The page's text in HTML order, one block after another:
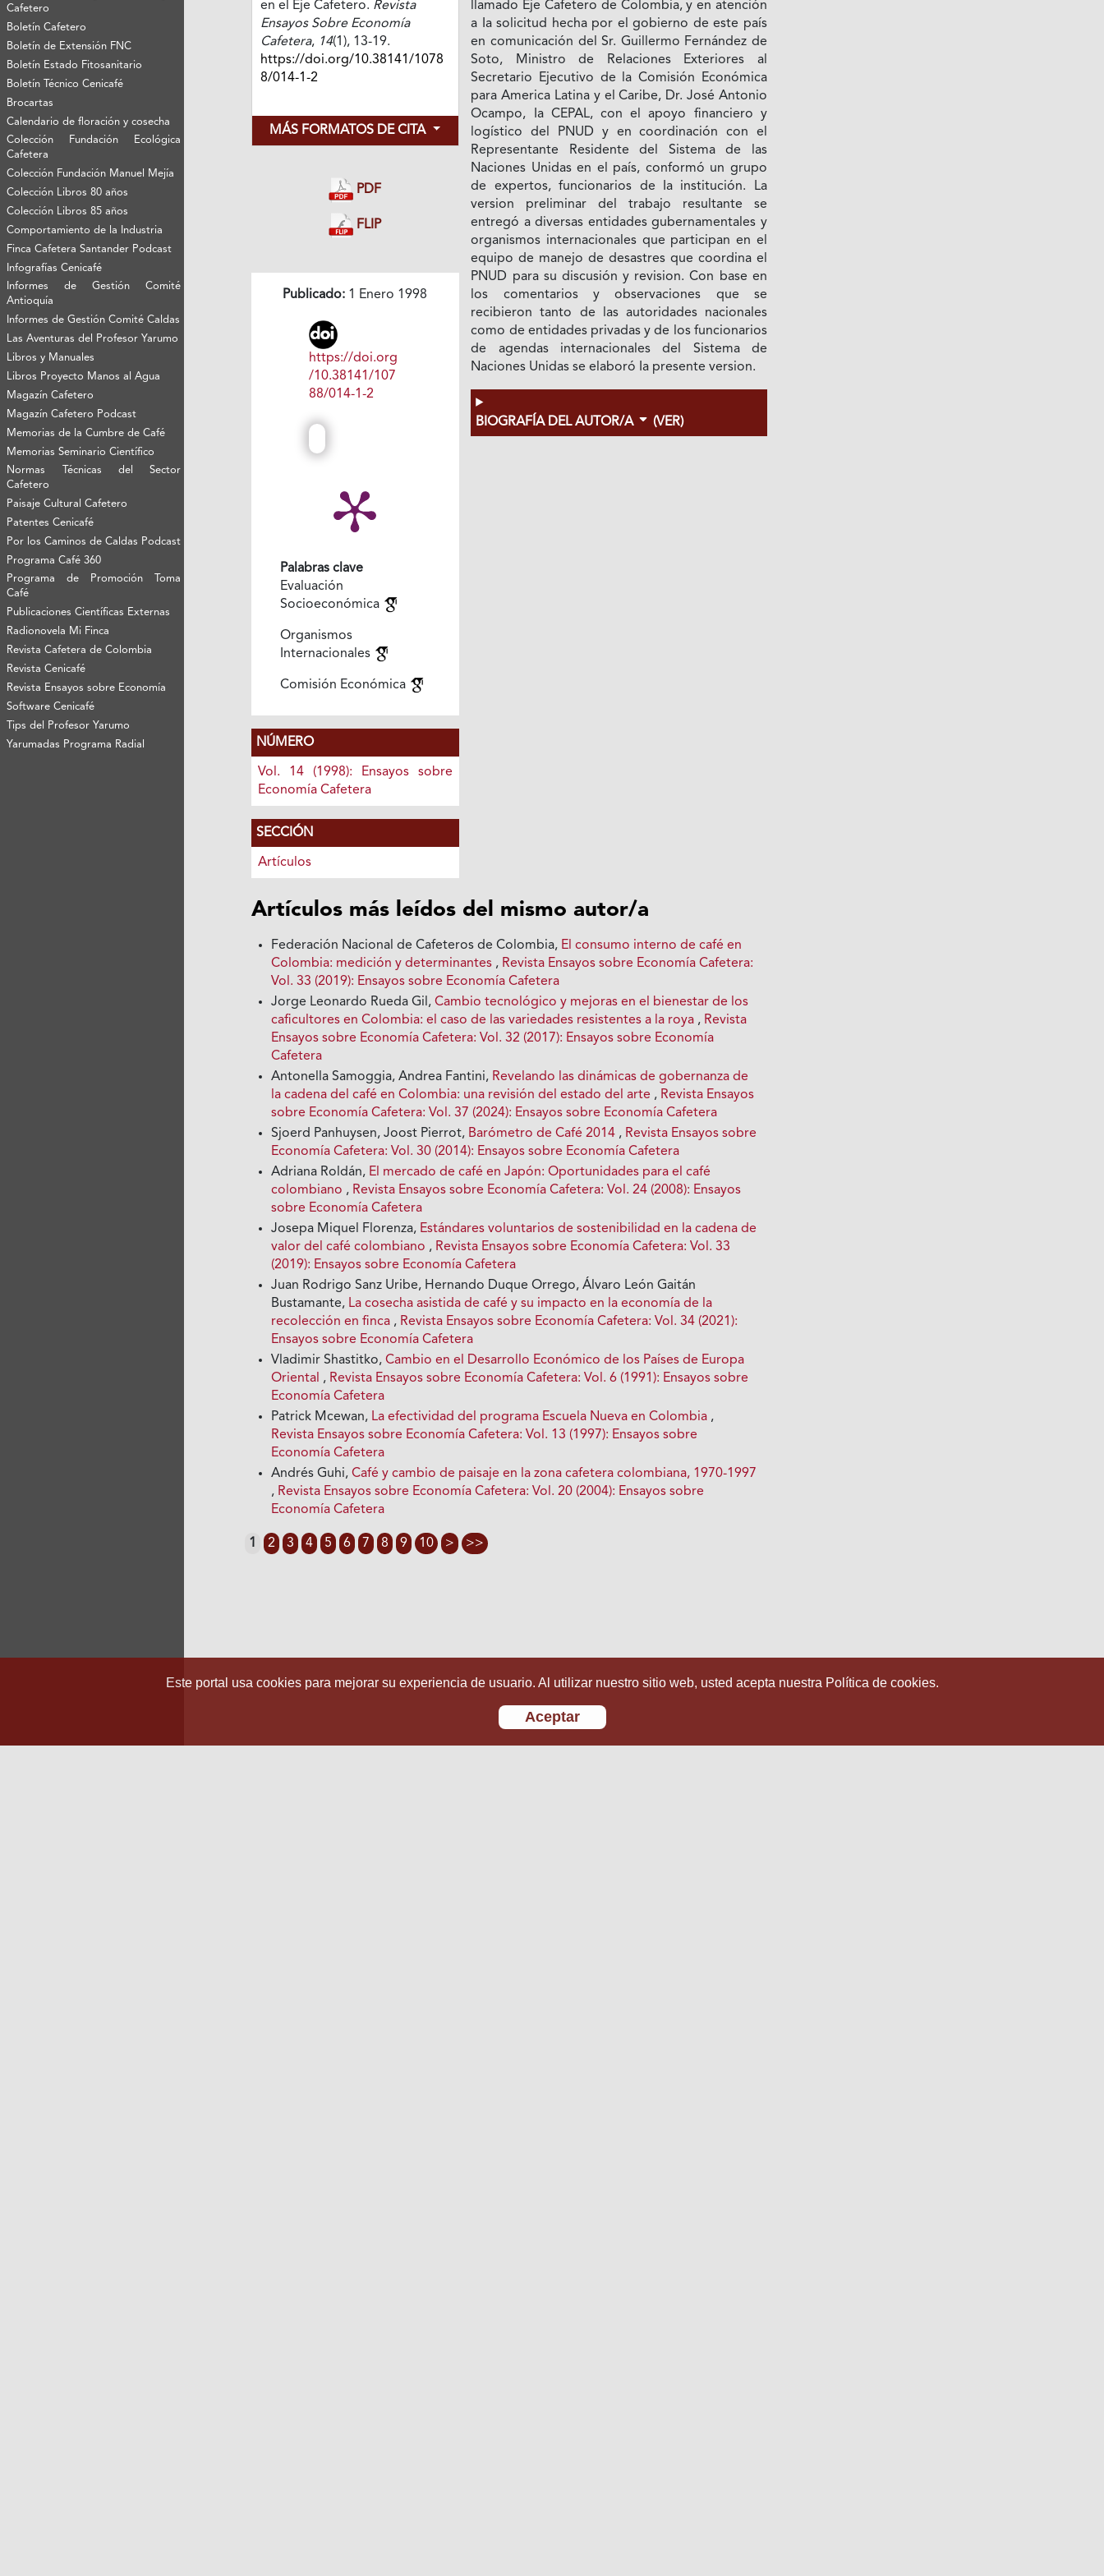
Cafetero
Boletín Cafetero
Boletín de Extensión FNC
Boletín Estado Fitosanitario
Boletín Técnico Cenicafé
Brocartas
Calendario de floración y cosecha
Colección Fundación Ecológica
Cafetera
Colección Fundación Manuel Mejía
Colección Libros 80 años
Colección Libros 85 años
Comportamiento de la Industria
Finca Cafetera Santander Podcast
Infografías Cenicafé
Informes de Gestión Comité
Antioquía
Informes de Gestión Comité Caldas
Las Aventuras del Profesor Yarumo
Libros y Manuales
Libros Proyecto Manos al Agua
Magazín Cafetero
Magazín Cafetero Podcast
Memorias de la Cumbre de Café
Memorias Seminario Científico
Normas Técnicas del Sector
Cafetero
Paisaje Cultural Cafetero
Patentes Cenicafé
Por los Caminos de Caldas Podcast
Programa Café 360
Programa de Promoción Toma
Café
Publicaciones Científicas Externas
Radionovela Mi Finca
Revista Cafetera de Colombia
Revista Cenicafé
Revista Ensayos sobre Economía
Software Cenicafé
Tips del Profesor Yarumo
Yarumadas Programa Radial
en el Eje Cafetero. Revista
Ensayos Sobre Economía
Cafetera, 14(1), 13-19.
https://doi.org/10.38141/1078
8/014-1-2
MÁS FORMATOS DE CITA
PDF
FLIP
Publicado: 1 Enero 1998
https://doi.org
/10.38141/107
88/014-1-2
Palabras clave
Evaluación
Socioeconómica
Organismos
Internacionales
Comisión Económica
NÚMERO
Vol. 14 (1998): Ensayos sobre
Economía Cafetera
SECCIÓN
Artículos
llamado Eje Cafetero de Colombia, y en atención
a Ia solicitud hecha por el gobierno de este país
en comunicación del Sr. Guillermo Fernández de
Soto, Ministro de Relaciones Exteriores al
Secretario Ejecutivo de la Comisión Económica
para America Latina y el Caribe, Dr. José Antonio
Ocampo, Ia CEPAL, con el apoyo financiero y
logístico del PNUD y en coordinación con el
Representante Residente del Sistema de las
Naciones Unidas en el país, conformó un grupo
de expertos, funcionarios de Ia institución. La
version preliminar del trabajo resultante se
entregó a diversas entidades gubernamentales y
organismos internacionales que participan en el
equipo de manejo de desastres que coordina el
PNUD para su discusión y revision. Con base en
los comentarios y observaciones que se
recibieron tanto de las autoridades nacionales
como de entidades privadas y de los funcionarios
de agendas internacionales del Sistema de
Naciones Unidas se elaboró Ia presente version.
BIOGRAFÍA DEL AUTOR/A (VER)
Artículos más leídos del mismo autor/a
Federación Nacional de Cafeteros de Colombia, El consumo interno de café en
Colombia: medición y determinantes , Revista Ensayos sobre Economía Cafetera:
Vol. 33 (2019): Ensayos sobre Economía Cafetera
Jorge Leonardo Rueda Gil,Cambio tecnológico y mejoras en el bienestar de los
caficultores en Colombia: el caso de las variedades resistentes a la roya , Revista
Ensayos sobre Economía Cafetera: Vol. 32 (2017): Ensayos sobre Economía
Cafetera
Antonella Samoggia, Andrea Fantini, Revelando las dinámicas de gobernanza de
la cadena del café en Colombia: una revisión del estado del arte , Revista Ensayos
sobre Economía Cafetera: Vol. 37 (2024): Ensayos sobre Economía Cafetera
Sjoerd Panhuysen, Joost Pierrot, Barómetro de Café 2014 , Revista Ensayos sobre
Economía Cafetera: Vol. 30 (2014): Ensayos sobre Economía Cafetera
Adriana Roldán, El mercado de café en Japón: Oportunidades para el café
colombiano , Revista Ensayos sobre Economía Cafetera: Vol. 24 (2008): Ensayos
sobre Economía Cafetera
Josepa Miquel Florenza, Estándares voluntarios de sostenibilidad en la cadena de
valor del café colombiano , Revista Ensayos sobre Economía Cafetera: Vol. 33
(2019): Ensayos sobre Economía Cafetera
Juan Rodrigo Sanz Uribe, Hernando Duque Orrego, Álvaro León Gaitán
Bustamante, La cosecha asistida de café y su impacto en la economía de la
recolección en finca , Revista Ensayos sobre Economía Cafetera: Vol. 34 (2021):
Ensayos sobre Economía Cafetera
Vladimir Shastitko,Cambio en el Desarrollo Económico de los Países de Europa
Oriental , Revista Ensayos sobre Economía Cafetera: Vol. 6 (1991): Ensayos sobre
Economía Cafetera
Patrick Mcewan, La efectividad del programa Escuela Nueva en Colombia ,
Revista Ensayos sobre Economía Cafetera: Vol. 13 (1997): Ensayos sobre
Economía Cafetera
Andrés Guhi,Café y cambio de paisaje en la zona cafetera colombiana, 1970-1997
, Revista Ensayos sobre Economía Cafetera: Vol. 20 (2004): Ensayos sobre
Economía Cafetera
1 2 3 4 5 6 7 8 9 10 > >>
Este portal usa cookies para mejorar su experiencia de usuario. Al utilizar nuestro sitio web, usted acepta nuestra Política de cookies.
Aceptar